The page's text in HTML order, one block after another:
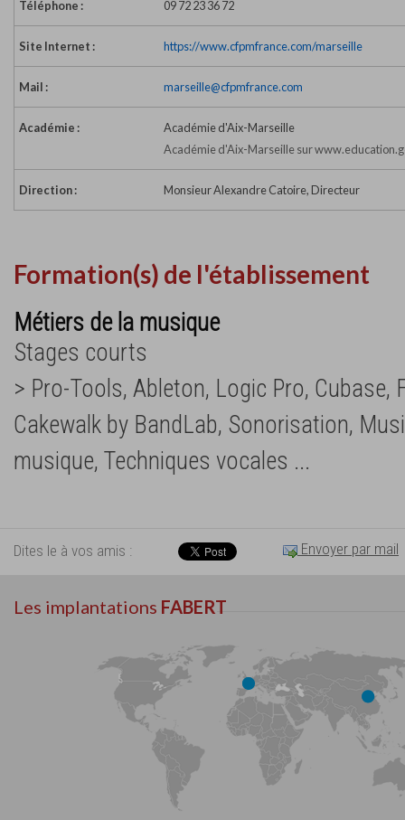
Téléphone : 09 72 23 36 72
Site Internet : https://www.cfpmfrance.com/marseille
Mail : marseille@cfpmfrance.com
Académie :
Académie d'Aix-Marseille
Académie d'Aix-Marseille sur
Direction : Monsieur Alexandre Catoire, Directeur
Formation(s) de l'établissement
Métiers de la musique
Stages courts
> Pro-Tools, Ableton, Logic Pro, Cubase,
Cakewalk by BandLab, Sonorisation,
musique, Techniques vocales ...
Dites le à vos amis : Envoyer par mail
Les implantations FABERT